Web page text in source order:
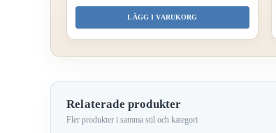
LÄGG I VARUKORG
Relaterade produkter